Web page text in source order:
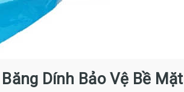
Dính Bảo Vệ Bề Mặt